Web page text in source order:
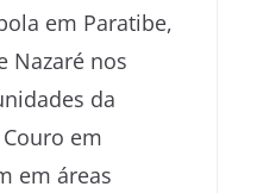
em Paratibe,
Nazaré nos
da
em
em áreas